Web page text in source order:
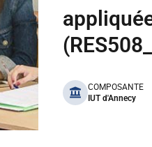
benefits
COMPOSANTE
IUT d'Annecy